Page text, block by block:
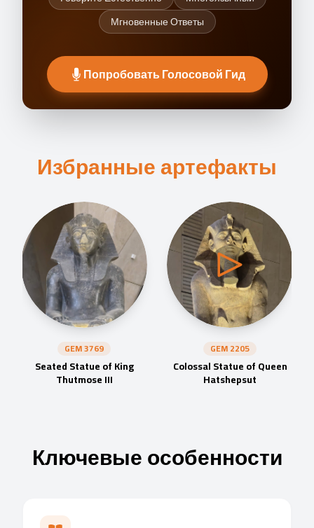
Мгновенные Ответы
Попробовать Голосовой Гид
Избранные артефакты
GEM3769
Seated Statue of King
Thutmose III
GEM2205
Colossal Statue of Queen
Hatshepsut
Ключевые особенности